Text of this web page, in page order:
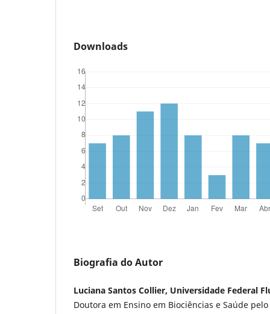
Downloads
Biografia do Autor
Luciana Santos Collier, Universidade Federal
Doutora em Ensino em Biociências e Saúde